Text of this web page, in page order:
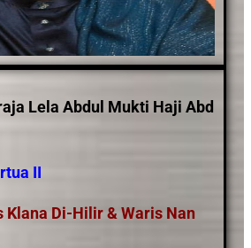
Lela Abdul Mukti Haji Abd
II
Klana Di-Hilir & Waris Nan